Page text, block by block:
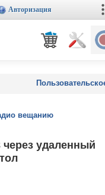
Авторизация
вещанию
удаленный